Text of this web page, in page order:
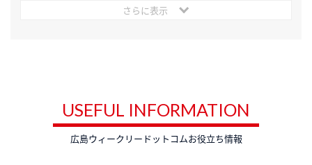
さらに表示
USEFUL INFORMATION
広島ウィークリードットコムお役立ち情報